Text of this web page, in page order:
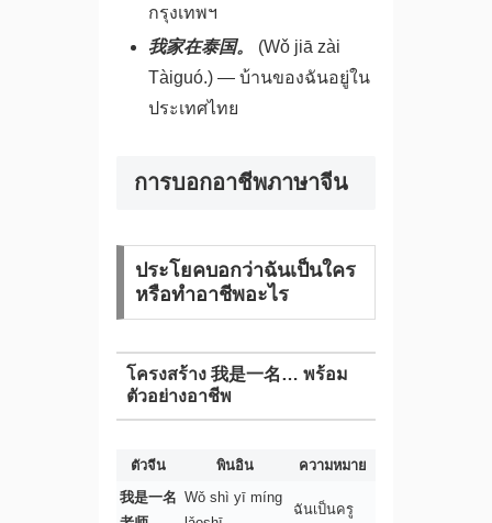
กรุงเทพฯ
我家在泰国。
(Wǒ jiā zài
Tàiguó.) — บ้านของฉันอยู่ใน
ประเทศไทย
การบอกอาชีพภาษาจีน
ประโยคบอกว่าฉันเป็นใคร
หรือทำอาชีพอะไร
โครงสร้าง 我是一名… พร้อม
ตัวอย่างอาชีพ
ตัวจีน พินอิน
ความหมาย
我是一名 Wǒ shì yī míng
ฉันเป็นครู